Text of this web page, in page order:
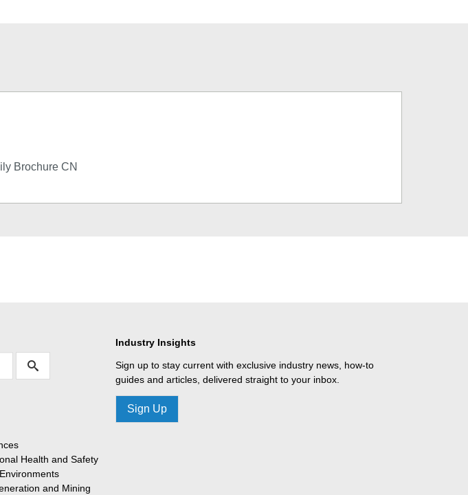
Brochure CN
Health and Safety
and Mining
Industry Insights
Sign up to stay current with exclusive industry news, how-to
guides and articles, delivered straight to your inbox.
Sign Up